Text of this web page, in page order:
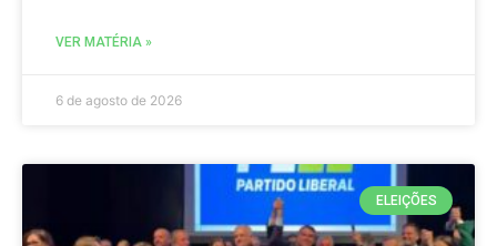
VER MATÉRIA »
6 de agosto de 2026
ELEIÇÕES